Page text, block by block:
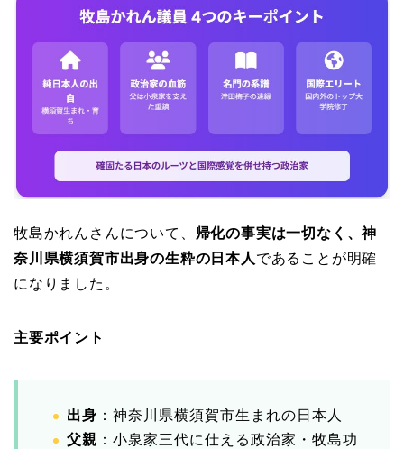
牧島かれんさんについて、 帰化の事実は一切なく、神
奈川県横須賀市出身の生粋の日本人であることが明確
になりました。
主要ポイント
出身 ：神奈川県横須賀市生まれの日本人
父親 ：小泉家三代に仕える政治家・牧島功